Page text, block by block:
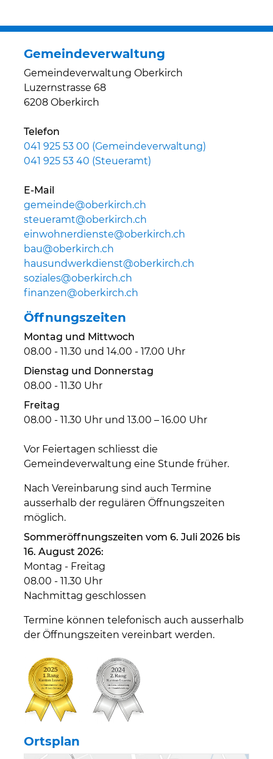
Gemeindeverwaltung
Gemeindeverwaltung Oberkirch
Luzernstrasse 68
6208 Oberkirch
Telefon
041 925 53 00 (Gemeindeverwaltung)
041 925 53 40 (Steueramt)
E-Mail
gemeinde@oberkirch.ch
steueramt@oberkirch.ch
einwohnerdienste@oberkirch.ch
bau@oberkirch.ch
hausundwerkdienst@oberkirch.ch
soziales@oberkirch.ch
finanzen@oberkirch.ch
Öffnungszeiten
Montag und Mittwoch
08.00 - 11.30 und 14.00 - 17.00 Uhr
Dienstag und Donnerstag
08.00 - 11.30 Uhr
Freitag
08.00 - 11.30 Uhr und 13.00 – 16.00 Uhr
Vor Feiertagen schliesst die
Gemeindeverwaltung eine Stunde früher.
Nach Vereinbarung sind auch Termine
ausserhalb der regulären Öffnungszeiten
möglich.
Sommeröffnungszeiten vom 6. Juli 2026 bis
16. August 2026:
Montag - Freitag
08.00 - 11.30 Uhr
Nachmittag geschlossen
Termine können telefonisch auch ausserhalb
der Öffnungszeiten vereinbart werden.
Ortsplan